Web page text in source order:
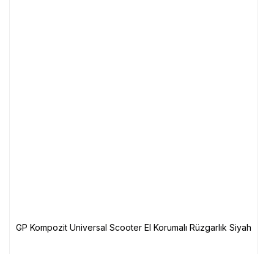
GP Kompozit Universal Scooter El Korumalı Rüzgarlık Siyah